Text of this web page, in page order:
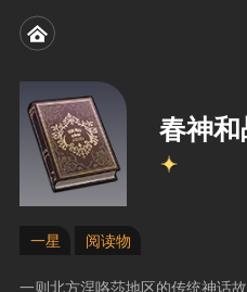
春神
一星 阅读物
一则北方涅咯莎地区的传统神话